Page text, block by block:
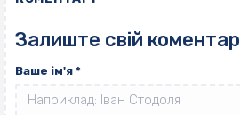
Залиште свій коментар
Ваше ім'я *